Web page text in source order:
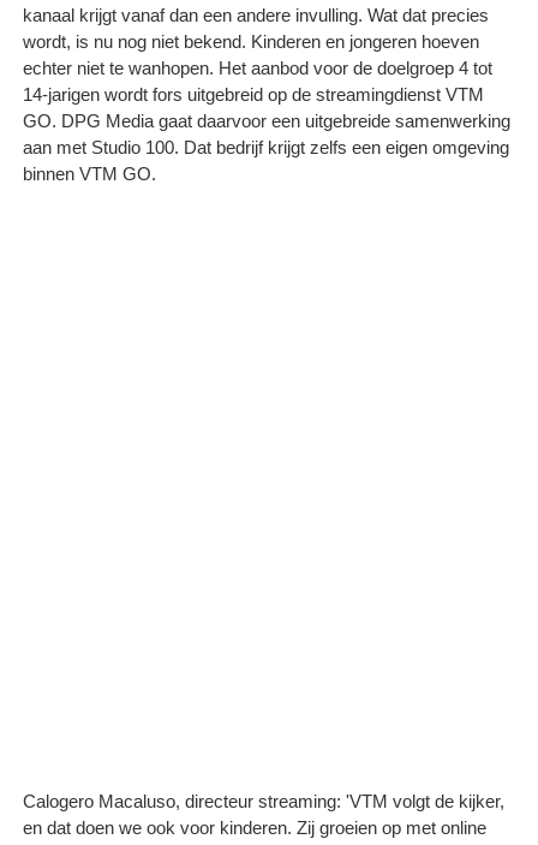
kanaal krijgt vanaf dan een andere invulling. Wat dat precies
wordt, is nu nog niet bekend. Kinderen en jongeren hoeven
echter niet te wanhopen. Het aanbod voor de doelgroep 4 tot
14-jarigen wordt fors uitgebreid op de streamingdienst VTM
GO. DPG Media gaat daarvoor een uitgebreide samenwerking
aan met Studio 100. Dat bedrijf krijgt zelfs een eigen omgeving
binnen VTM GO.
Calogero Macaluso, directeur streaming: 'VTM volgt de kijker,
en dat doen we ook voor kinderen. Zij groeien op met online